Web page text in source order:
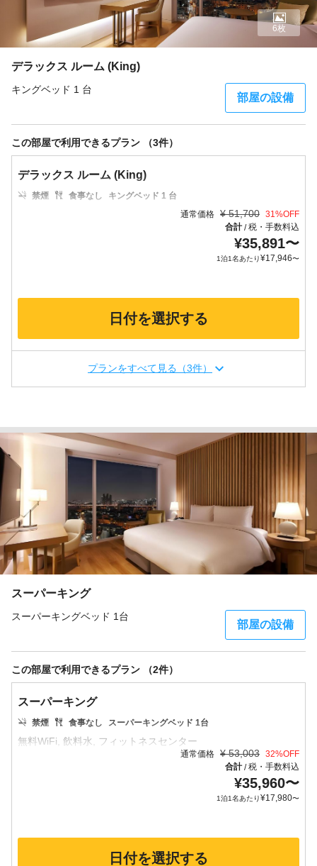
デラックス ルーム (King)
キングベッド 1 台
部屋の設備
6枚
この部屋で利用できるプラン （3件）
デラックス ルーム (King)
禁煙 食事なし
キングベッド 1 台
通常価格 ¥ 51,700 31%OFF
合計/税・手数料込
¥35,891〜
1泊1名あたり¥17,946〜
日付を選択する
プランをすべて見る（3件）
スーパーキング
スーパーキングベッド 1台
部屋の設備
この部屋で利用できるプラン （2件）
スーパーキング
禁煙 食事なし スーパーキングベッド 1台
通常価格 ¥ 53,003 32%OFF
合計/税・手数料込
¥35,960〜
1泊1名あたり¥17,980〜
日付を選択する